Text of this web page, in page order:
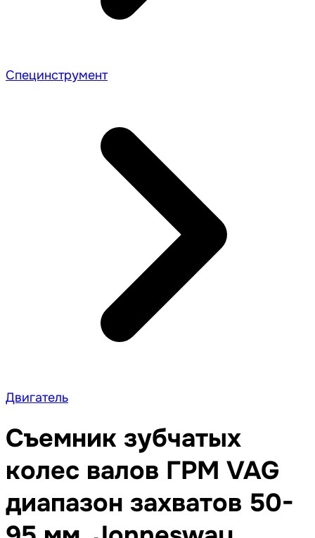
Специнструмент
Двигатель
Съемник зубчатых
колес валов ГРМ VAG
диапазон захватов 50-